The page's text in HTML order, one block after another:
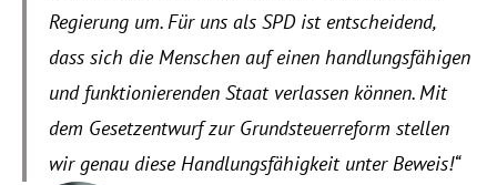
Regierung um. Für uns als SPD ist entscheidend,
dass sich die Menschen auf einen handlungsfähigen
und funktionierenden Staat verlassen können. Mit
dem Gesetzentwurf zur Grundsteuerreform stellen
wir genau diese Handlungsfähigkeit unter Beweis!“